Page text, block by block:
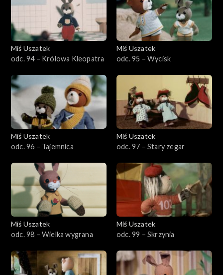
Miś Uszatek
odc. 94 – Królowa Kleopatra
Miś Uszatek
odc. 95 – Wycisk
Miś Uszatek
odc. 96 – Tajemnica
Miś Uszatek
odc. 97 – Stary zegar
Miś Uszatek
odc. 98 – Wielka wygrana
Miś Uszatek
odc. 99 – Skrzynia